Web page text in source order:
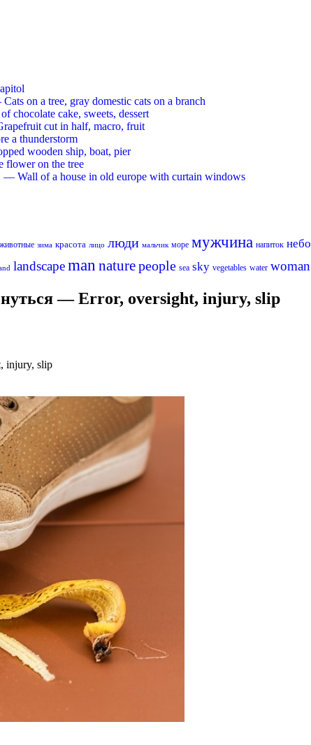
on a tree, gray domestic cats on a branch
chocolate cake, sweets, dessert
cut in half, macro, fruit
a thunderstorm
wooden ship, boat, pier
flower on the tree
— Wall of a house in old europe with curtain windows
животные зима красота лицо люди мальчик море мужчина напиток небо
landscapeman naturepeople sea sky vegetables water woman
— Error, oversight, injury, slip
injury, slip